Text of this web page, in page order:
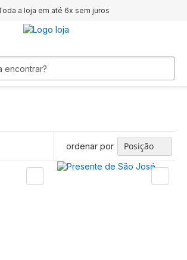
a loja em até 6x sem juros
ordenar por